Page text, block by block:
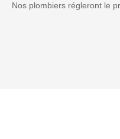
Nos plombiers régleront le